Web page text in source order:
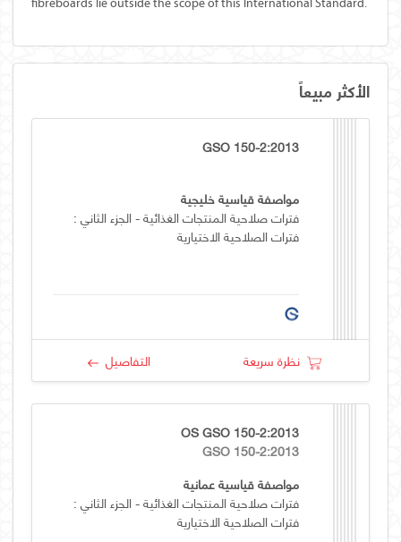
الأكثر مبيعاً
GSO 150-2:2013
مواصفة قياسية خليجية
فترات صلاحية المنتجات الغذائية - الجزء الثاني :
فترات الصلاحية الاختيارية
نظرة سريعة التفاصيل
OS GSO 150-2:2013
GSO 150-2:2013
مواصفة قياسية عمانية
فترات صلاحية المنتجات الغذائية - الجزء الثاني :
فترات الصلاحية الاختيارية